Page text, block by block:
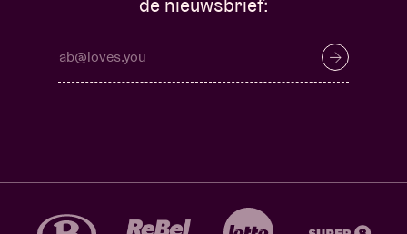
de nieuwsbrief: